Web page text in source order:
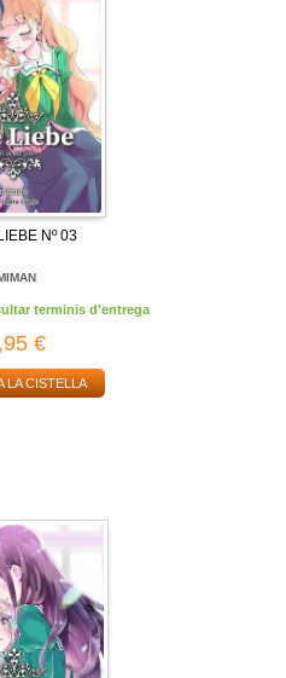
Nº 03
terminis d'entrega
€
LA CISTELLA